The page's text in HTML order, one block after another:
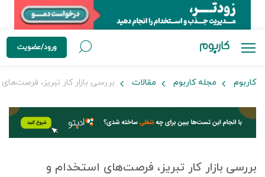
ورود/عضویت
کاربوم مجله کاربوم مقالات بررسی بازار کار تبریز،
بررسی بازار کار تبریز، فرصت‌های استخدام و